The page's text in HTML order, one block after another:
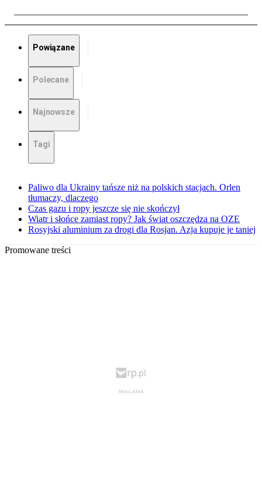
Powiązane
Polecane
Najnowsze
Tagi
Paliwo dla Ukrainy tańsze niż na polskich stacjach. Orlen
tłumaczy, dlaczego
Czas gazu i ropy jeszcze się nie skończył
Wiatr i słońce zamiast ropy? Jak świat oszczędza na OZE
Rosyjski aluminium za drogi dla Rosjan. Azja kupuje je taniej
Promowane treści